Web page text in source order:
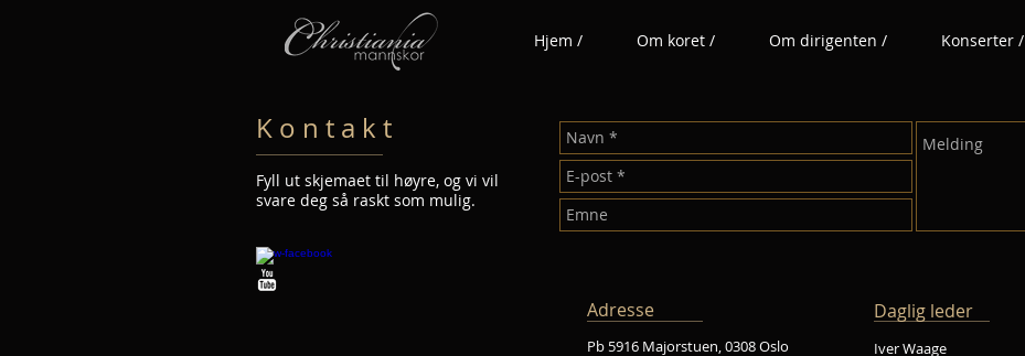
Hjem / Om koret / Om dirigenten / Konserter /
Daglig leder
Iver Waage
K o n t a k t
Fyll ut skjemaet til høyre, og vi vil
svare deg så raskt som mulig.
Adresse
Pb 5916 Majorstuen, 0308 Oslo